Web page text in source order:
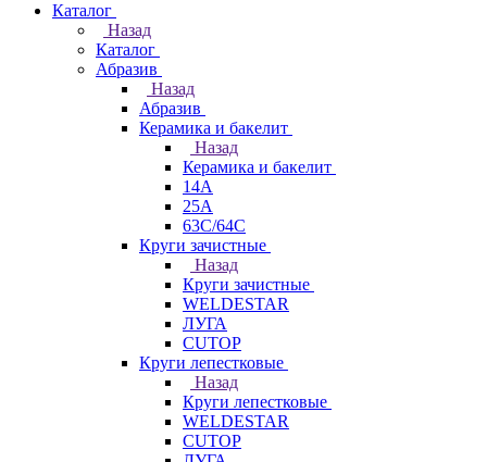
Каталог
Назад
Каталог
Абразив
Назад
Абразив
Керамика и бакелит
Назад
Керамика и бакелит
14А
25А
63С/64С
Круги зачистные
Назад
Круги зачистные
WELDESTAR
ЛУГА
CUTOP
Круги лепестковые
Назад
Круги лепестковые
WELDESTAR
CUTOP